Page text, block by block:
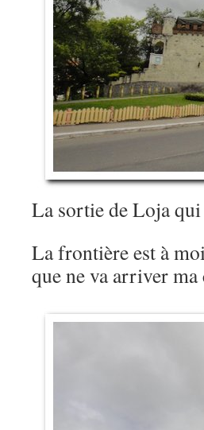
La sortie de Loja
La frontière est à
que ne va arriver